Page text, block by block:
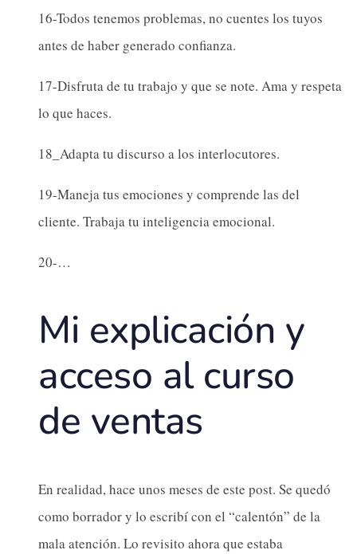
16-Todos tenemos problemas, no cuentes los tuyos
antes de haber generado confianza.
17-Disfruta de tu trabajo y que se note. Ama y respeta
lo que haces.
18_Adapta tu discurso a los interlocutores.
19-Maneja tus emociones y comprende las del
cliente. Trabaja tu inteligencia emocional.
20-…
Mi explicación y
acceso al curso
de ventas
En realidad, hace unos meses de este post. Se quedó
como borrador y lo escribí con el “calentón” de la
mala atención. Lo revisito ahora que estaba